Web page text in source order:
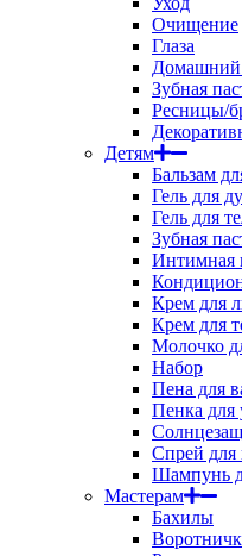
Очищение
Глаза
Домашний
Зубная
Ресницы/
Детям
Бальзам
Гель для
Гель для
Зубная
Интимная
Крем для
Крем для
Молочко
Набор
Пена для
Пенка для
Спрей для
Шампунь
Мастерам
Бахилы